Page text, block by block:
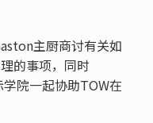
主厨商讨有关如
的事项，同时
院一起协助TOW在